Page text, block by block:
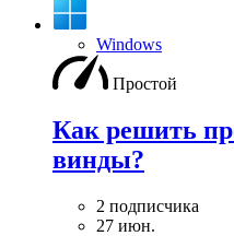
Windows
Простой
Как решить
винды?
2 подписчика
27 июн.